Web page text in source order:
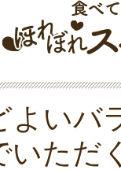
よいバ
いただ